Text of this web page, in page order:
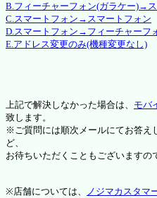
B.フィーチャーフォン(ガラケー)→
C.スマートフォン→スマートフォン
D.スマートフォン→フィーチャーフ
E.アドレス変更のみ(機種変更なし)
上記で解決しなかった場合は、 モバ
致します。
※ご質問には順次メールにてお答え
ど、
お待ちいただくこともございますの
※店舗については、 ノジマカスタマ